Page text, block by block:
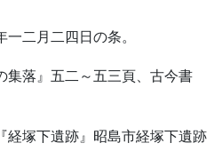
二月二四日の条。
落』五二～五三頁、古今書
塚下遺跡』昭島市経塚下遺跡